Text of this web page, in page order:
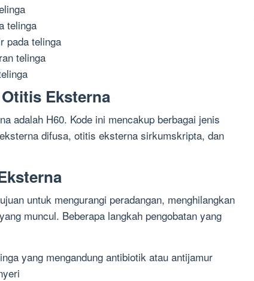
telinga
pada telinga
telinga
Eksterna
adalah H60. Kode ini mencakup berbagai jenis
difusa, otitis eksterna sirkumskripta, dan
untuk mengurangi peradangan, menghilangkan
muncul. Beberapa langkah pengobatan yang
yang mengandung antibiotik atau antijamur